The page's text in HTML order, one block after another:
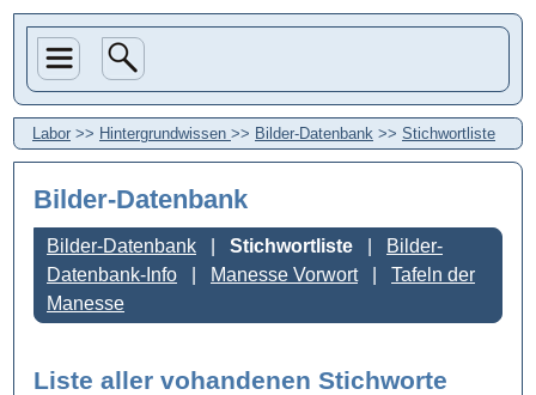
Labor >> Hintergrundwissen >> Bilder-Datenbank >> Stichwortliste
Bilder-Datenbank
Bilder-Datenbank Stichwortliste
Bilder-
Datenbank-Info
Manesse Vorwort
Tafeln der
Manesse
Liste aller vohandenen Stichworte